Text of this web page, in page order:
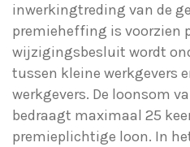
inwerkingtreding van de
premieheffing is voorzien
wijzigingsbesluit wordt
tussen kleine werkgevers
werkgevers. De loonsom
bedraagt maximaal 25
premieplichtige loon. In